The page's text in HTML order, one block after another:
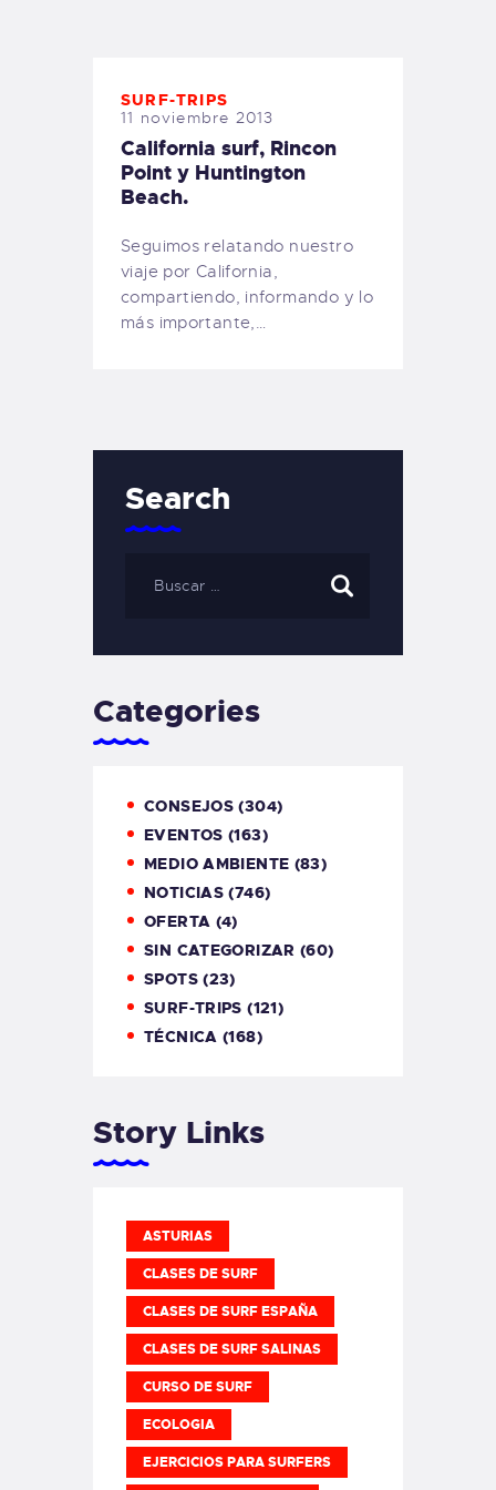
SURF-TRIPS
11 noviembre 2013
California surf, Rincon
Point y Huntington
Beach.
Seguimos relatando nuestro
viaje por California,
compartiendo, informando y lo
más importante,…
Search
Categories
CONSEJOS (304)
EVENTOS (163)
MEDIO AMBIENTE (83)
NOTICIAS (746)
OFERTA (4)
SIN CATEGORIZAR (60)
SPOTS(23)
SURF-TRIPS (121)
TÉCNICA (168)
Story Links
ASTURIAS
CLASES DE SURF
CLASES DE SURF ESPAÑA
CLASES DE SURF SALINAS
CURSO DE SURF
ECOLOGIA
EJERCICIOS PARA SURFERS